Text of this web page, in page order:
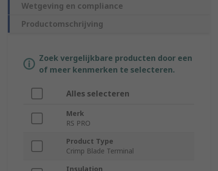
Wetgeving en compliance
Productomschrijving
Zoek vergelijkbare producten door een
of meer kenmerken te selecteren.
Alles selecteren
Merk
RS PRO
Product Type
Crimp Blade Terminal
Insulation